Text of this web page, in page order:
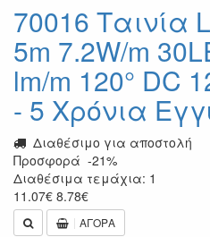
70016 Ταινία
5m 7.2W/m
lm/m 120° DC
- 5 Χρόνια
Διαθέσιμο για αποστολή
Προσφορά -21%
Διαθέσιμα τεμάχια: 1
11.07€ 8.78€
ΑΓΟΡΑ